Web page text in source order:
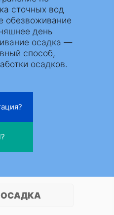
сточных вод
обезвоживание
день
осадка —
способ,
осадков.